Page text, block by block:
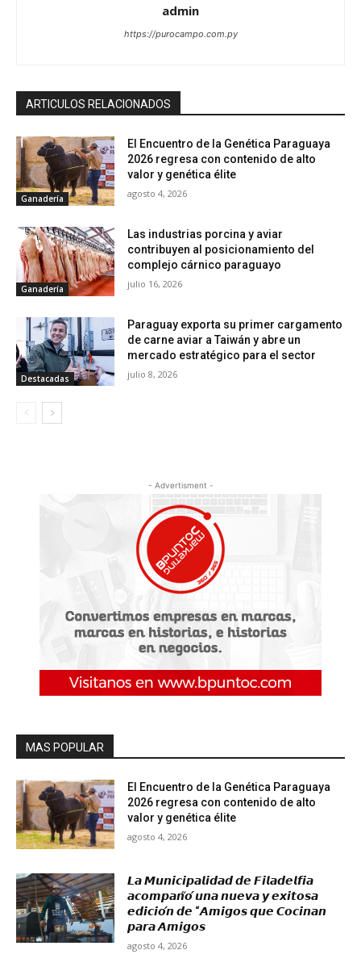
admin
https://purocampo.com.py
ARTICULOS RELACIONADOS
Ganadería
El Encuentro de la Genética Paraguaya
2026 regresa con contenido de alto
valor y genética élite
agosto 4, 2026
Ganadería
Las industrias porcina y aviar
contribuyen al posicionamiento del
complejo cárnico paraguayo
julio 16, 2026
Destacadas
Paraguay exporta su primer cargamento
de carne aviar a Taiwán y abre un
mercado estratégico para el sector
julio 8, 2026
- Advertisment -
MAS POPULAR
El Encuentro de la Genética Paraguaya
2026 regresa con contenido de alto
valor y genética élite
agosto 4, 2026
𝙇𝙖 𝙈𝙪𝙣𝙞𝙘𝙞𝙥𝙖𝙡𝙞𝙙𝙖𝙙 𝙙𝙚 𝙁𝙞𝙡𝙖𝙙𝙚𝙡𝙛𝙞𝙖
𝙖𝙘𝙤𝙢𝙥𝙖𝙣̃𝙤́ 𝙪𝙣𝙖 𝙣𝙪𝙚𝙫𝙖 𝙮 𝙚𝙭𝙞𝙩𝙤𝙨𝙖
𝙚𝙙𝙞𝙘𝙞𝙤́𝙣 𝙙𝙚 “𝘼𝙢𝙞𝙜𝙤𝙨 𝙦𝙪𝙚 𝘾𝙤𝙘𝙞𝙣𝙖𝙣
𝙥𝙖𝙧𝙖 𝘼𝙢𝙞𝙜𝙤𝙨
agosto 4, 2026